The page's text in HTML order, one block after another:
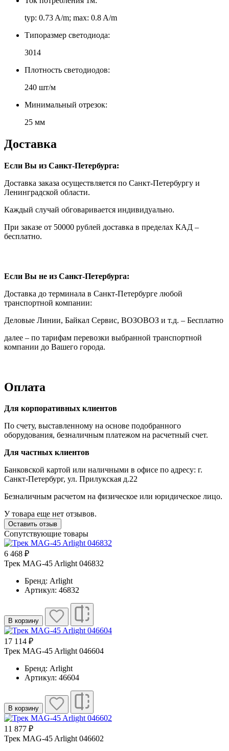
typ: 0.73 A/m; max: 0.8 A/m
Типоразмер светодиода:
3014
Плотность светодиодов:
240 шт/м
Минимальный отрезок:
25 мм
Доставка
Если Вы из Санкт-Петербурга:
Доставка заказа осуществляется по Санкт-Петербургу и
Ленинградской области.
Каждый случай обговаривается индивидуально.
При заказе от 50000 рублей доставка в пределах КАД –
бесплатно.
Если Вы не из Санкт-Петербурга:
Доставка до терминала в Санкт-Петербурге любой
транспортной компании:
Деловые Линии, Байкал Сервис, ВОЗОВОЗ и т.д. – Бесплатно
далее – по тарифам перевозки выбранной транспортной
компании до Вашего города.
Оплата
Для корпоративных клиентов
По счету, выставленному на основе подобранного
оборудования, безналичным платежом на расчетный счет.
Для частных клиентов
Банковской картой или наличными в офисе по адресу: г.
Санкт-Петербург, ул. Прилукская д.22
Безналичным расчетом на физическое или юридическое лицо.
У товара еще нет отзывов.
Оставить отзыв
Сопутствующие товары
6 468 ₽
Трек MAG-45 Arlight 046832
Бренд: Arlight
Артикул: 46832
В корзину
17 114 ₽
Трек MAG-45 Arlight 046604
Бренд: Arlight
Артикул: 46604
В корзину
11 877 ₽
Трек MAG-45 Arlight 046602